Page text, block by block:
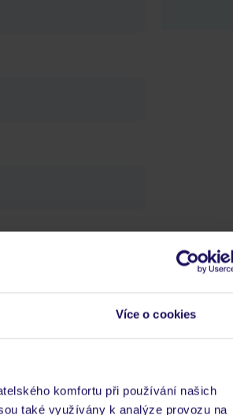
Více o cookies
komfortu při používání našich
také využívány k analýze provozu na
Center 24/7:
v jednotlivých